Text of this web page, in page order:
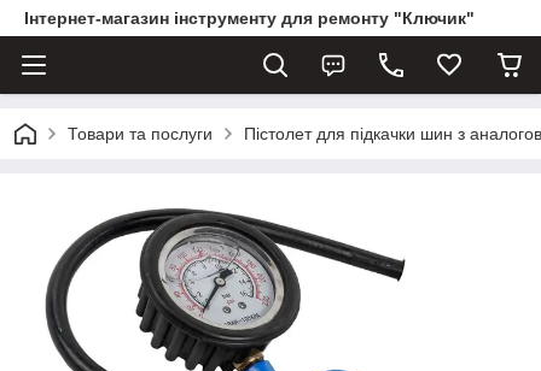
Інтернет-магазин інструменту для ремонту "Ключик"
Товари та послуги Пістолет для підкачки шин з